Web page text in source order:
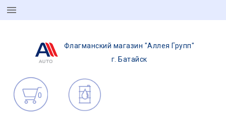
Флагманский магазин "Аллея Групп"
г. Батайск
0